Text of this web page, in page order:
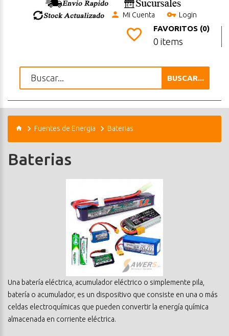
Mi Cuenta Login
FAVORITOS (0)
0 items
BUSCAR...
Fuentes de Energia Baterias
Baterias
Una batería eléctrica, acumulador eléctrico o simplemente pila,
batería o acumulador, es un dispositivo que consiste en una o más
celdas electroquímicas que pueden convertir la energía química
almacenada en corriente eléctrica.